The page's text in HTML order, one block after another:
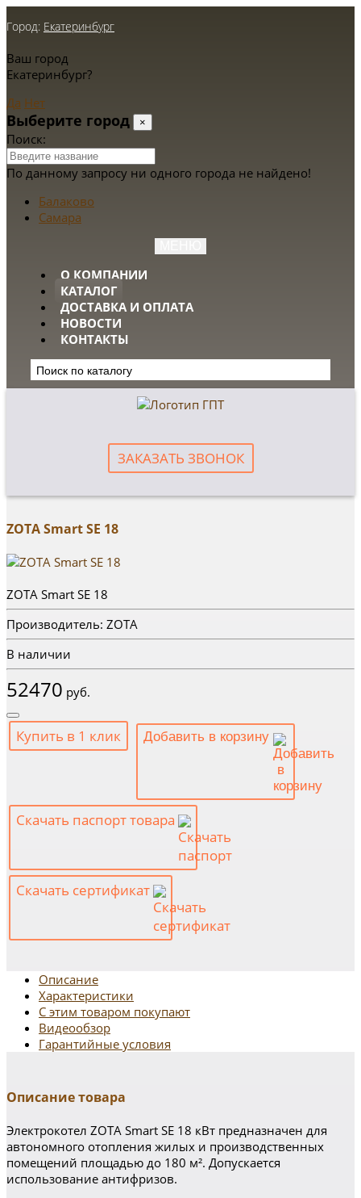
Город: Екатеринбург
Ваш город
Екатеринбург?
Да Нет
Выберите город ×
Поиск:
По данному запросу ни одного города не найдено!
Балаково
Самара
О КОМПАНИИ
КАТАЛОГ
ДОСТАВКА И ОПЛАТА
НОВОСТИ
КОНТАКТЫ
ЗАКАЗАТЬ ЗВОНОК
ZOTA Smart SE 18
ZOTA Smart SE 18
Производитель: ZOTA
В наличии
52470 руб.
Купить в 1 клик Добавить в корзину
Скачать паспорт товара
Скачать сертификат
Описание
Характеристики
С этим товаром покупают
Видеообзор
Гарантийные условия
Описание товара
Электрокотел ZOTA Smart SE 18 кВт предназначен для
автономного отопления жилых и производственных
помещений площадью до 180 м². Допускается
использование антифризов.